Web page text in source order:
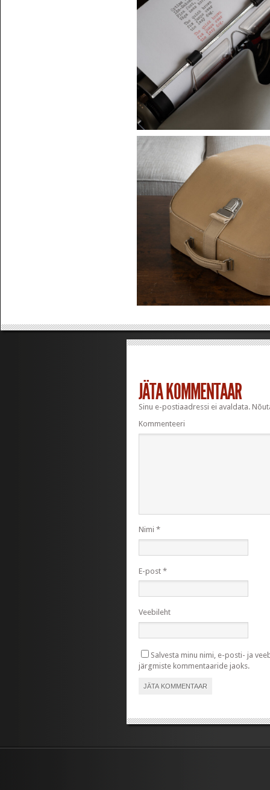
JÄTA KOMMENTAAR
Sinu e-postiaadressi ei avaldata.
Kommenteeri
Nimi *
E-post *
Veebileht
Salvesta minu nimi, e-posti- ja
järgmiste kommentaaride jaoks.